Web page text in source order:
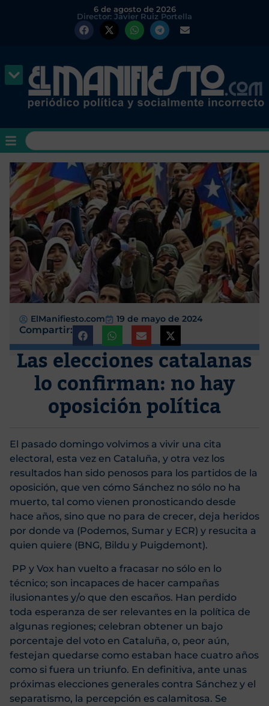
6 de agosto de 2026
Director: Javier Ruiz Portella
ElManifiesto.com 19 de mayo de 2024
Compartir:
Las elecciones catalanas
lo confirman: no hay
oposición política
El pasado domingo volvimos a vivir una cita
electoral, esta vez en Cataluña, y otra vez los
resultados han sido penosos para los partidos de la
oposición, que ven cómo Sánchez no sólo no ha
muerto, tal como vienen pronosticando desde
hace años, sino que no para de crecer, deja heridos
por donde va (Podemos, Sumar y ECR) y resucita a
quien quiere (BNG, Bildu y Puigdemont).
PP y Vox han vuelto a fracasar no sólo en lo
técnico; son incapaces de hacer campañas
ilusionantes y/o que den escaños. Han perdido
toda esperanza de ser relevantes en la política de
algunas regiones; celebran obtener un bajo
porcentaje del voto en Cataluña, o, peor aún,
festejan quedarse como estaban hace cuatro años
como si fuera un triunfo. En definitiva, ante unas
próximas elecciones generales contra Sánchez y el
separatismo, la percepción es calamitosa. Se